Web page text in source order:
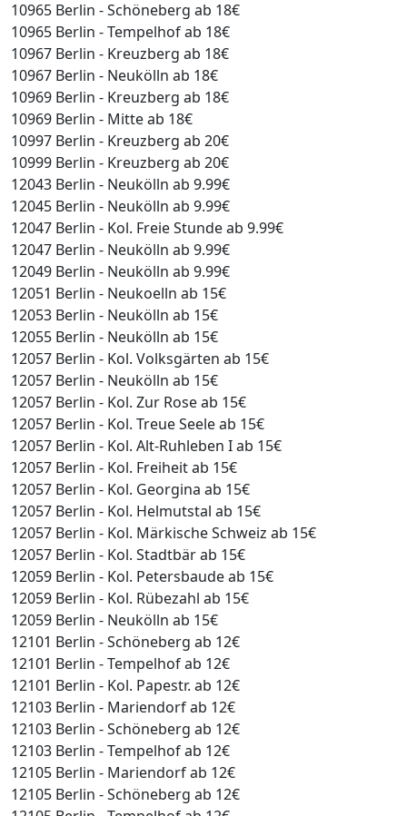
10965 Berlin - Schöneberg ab 18€
10965 Berlin - Tempelhof ab 18€
10967 Berlin - Kreuzberg ab 18€
10967 Berlin - Neukölln ab 18€
10969 Berlin - Kreuzberg ab 18€
10969 Berlin - Mitte ab 18€
10997 Berlin - Kreuzberg ab 20€
10999 Berlin - Kreuzberg ab 20€
12043 Berlin - Neukölln ab 9.99€
12045 Berlin - Neukölln ab 9.99€
12047 Berlin - Kol. Freie Stunde ab 9.99€
12047 Berlin - Neukölln ab 9.99€
12049 Berlin - Neukölln ab 9.99€
12051 Berlin - Neukoelln ab 15€
12053 Berlin - Neukölln ab 15€
12055 Berlin - Neukölln ab 15€
12057 Berlin - Kol. Volksgärten ab 15€
12057 Berlin - Neukölln ab 15€
12057 Berlin - Kol. Zur Rose ab 15€
12057 Berlin - Kol. Treue Seele ab 15€
12057 Berlin - Kol. Alt-Ruhleben I ab 15€
12057 Berlin - Kol. Freiheit ab 15€
12057 Berlin - Kol. Georgina ab 15€
12057 Berlin - Kol. Helmutstal ab 15€
12057 Berlin - Kol. Märkische Schweiz ab 15€
12057 Berlin - Kol. Stadtbär ab 15€
12059 Berlin - Kol. Petersbaude ab 15€
12059 Berlin - Kol. Rübezahl ab 15€
12059 Berlin - Neukölln ab 15€
12101 Berlin - Schöneberg ab 12€
12101 Berlin - Tempelhof ab 12€
12101 Berlin - Kol. Papestr. ab 12€
12103 Berlin - Mariendorf ab 12€
12103 Berlin - Schöneberg ab 12€
12103 Berlin - Tempelhof ab 12€
12105 Berlin - Mariendorf ab 12€
12105 Berlin - Schöneberg ab 12€